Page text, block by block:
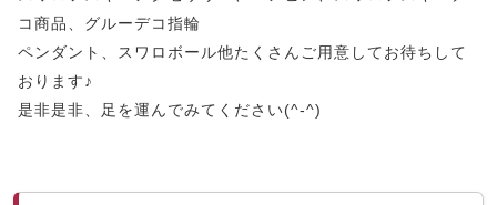
コ商品、グルーデコ指輪
ペンダント、スワロボール他たくさんご用意してお待ちして
おります♪
是非是非、足を運んでみてください(^-^)